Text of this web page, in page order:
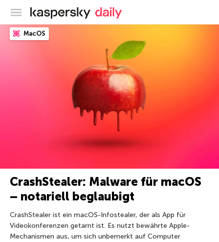
Offizieller Blog von Kaspersky
MacOS
CrashStealer: Malware für macOS
– notariell beglaubigt
CrashStealer ist ein macOS-Infostealer, der als App für
Videokonferenzen getarnt ist. Es nutzt bewährte Apple-
Mechanismen aus, um sich unbemerkt auf Computer